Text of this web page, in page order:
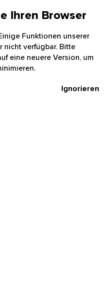
Ihren Browser
Funktionen unserer
nicht verfügbar. Bitte
eine neuere Version, um
Ignorieren